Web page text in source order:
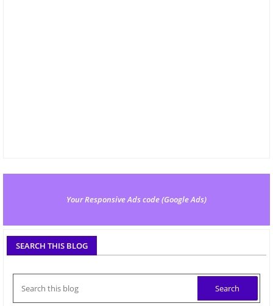
Your Responsive Ads code (Google Ads)
SEARCH THIS BLOG